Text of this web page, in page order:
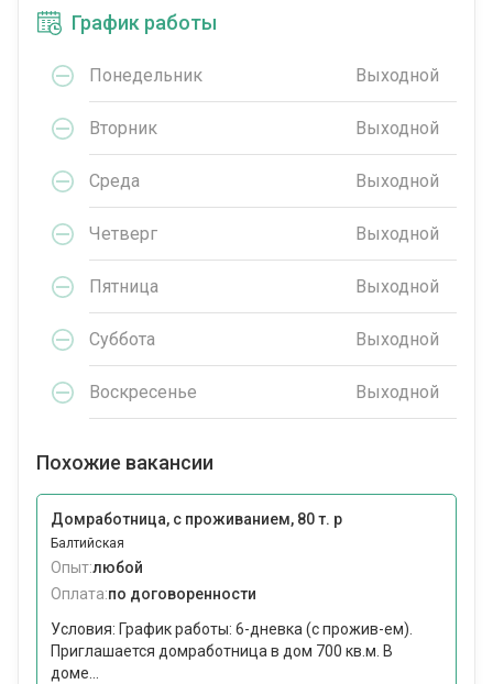
График работы
Понедельник Выходной
Вторник Выходной
Среда Выходной
Четверг Выходной
Пятница Выходной
Суббота Выходной
Воскресенье Выходной
Похожие вакансии
Домработница, с проживанием, 80 т. р
Балтийская
Опыт:любой
Оплата:по договоренности
Условия: График работы: 6-дневка (с прожив-ем).
Приглашается домработница в дом 700 кв.м. В
доме...